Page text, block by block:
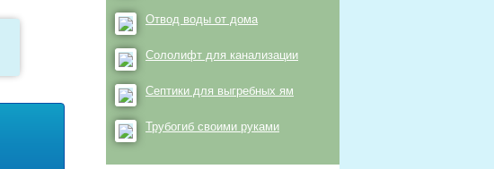
Отвод воды от дома
Сололифт для канализации
Септики для выгребных ям
Трубогиб своими руками